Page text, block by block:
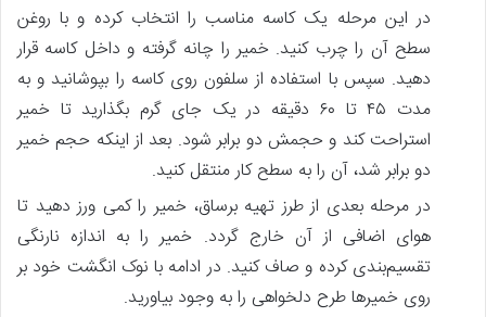
در این مرحله یک کاسه مناسب را انتخاب کرده و با روغن
سطح آن را چرب کنید. خمیر را چانه گرفته و داخل کاسه قرار
دهید. سپس با استفاده از سلفون روی کاسه را بپوشانید و به
مدت ۴۵ تا ۶۰ دقیقه در یک جای گرم بگذارید تا خمیر
استراحت کند و حجمش دو برابر شود. بعد از اینکه حجم خمیر
دو برابر شد، آن را به سطح کار منتقل کنید.
در مرحله بعدی از طرز تهیه برساق، خمیر را کمی ورز دهید تا
هوای اضافی از آن خارج گردد. خمیر را به اندازه نارنگی
تقسیم‌بندی کرده و صاف کنید. در ادامه با نوک انگشت خود بر
روی خمیر‌ها طرح دلخواهی را به وجود بیاورید.